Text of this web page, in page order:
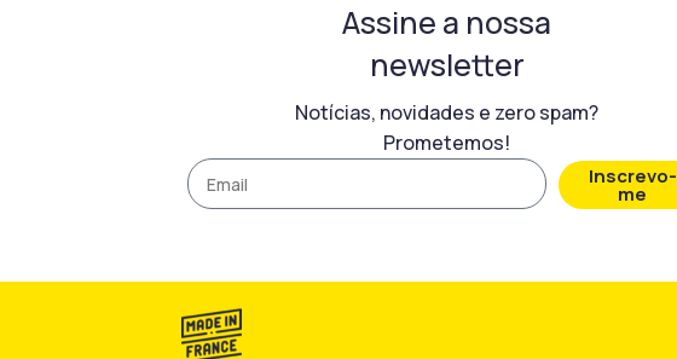
Assine a nossa
newsletter
Notícias, novidades e zero spam?
Prometemos!
Inscrevo-
me